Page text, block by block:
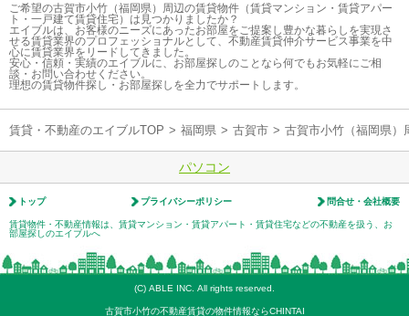
ご希望の古賀市小竹（福岡県）周辺の賃貸物件（賃貸マンション・賃貸アパー
ト・一戸建て賃貸住宅）は見つかりましたか？
エイブルは、お客様のニーズにあったお部屋をご提案し豊かな暮らしを実現さ
せる賃貸業界のプロフェッショナルとして、不動産賃貸仲介サービス事業を中
心に賃貸業界をリードしてきました。
安心・信頼・実績のエイブルに、お部屋探しのことなら何でもお気軽にご相
談・お問い合わせください。
理想の賃貸物件探し・お部屋探しを全力でサポートします。
賃貸・不動産のエイブルTOP > 福岡県 > 古賀市 > 古賀市小竹（福岡県）
パソコン
トップ プライバシーポリシー 問合せ・会社概要
賃貸物件・不動産情報は、賃貸マンション・賃貸アパート・賃貸住宅などの不動産を扱う、お
部屋探しのエイブルへ
(C) ABLE INC. All rights reserved.
古賀市小竹の不動産賃貸の物件情報ならCHINTAI